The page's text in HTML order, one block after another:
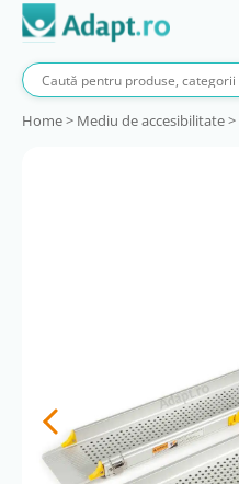
Home> Mediu de accesibilitate>